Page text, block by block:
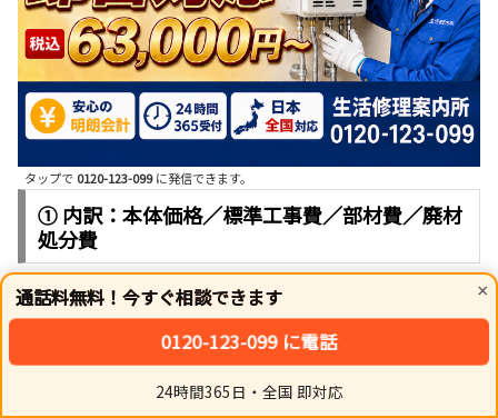
×
通話料無料！今すぐ相談できます
0120-123-099 に電話
24時間365日・全国 即対応
タップで 0120-123-099に発信できます。
① 内訳：本体価格／標準工事費／部材費／廃材
処分費
お見積りは「本体価格」「標準工事費」「関連部材費」
「既存機器の処分費」を全て含んだ総額でご提示します。
標準工事には、既存機器の撤去と新規設置、配管接続、リ
モコン交換が含まれます。追加費用が発生する可能性があ
シェア トップ